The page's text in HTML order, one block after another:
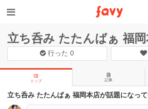
立ち呑み たたんばぁ 福
行った0
トップ 記事
立ち呑み たたんばぁ 福岡本店が話題になっ